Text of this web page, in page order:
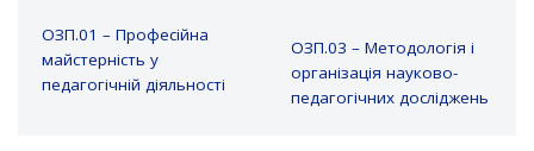
ОЗП.01 – Професійна
майстерність у
педагогічній діяльності
ОЗП.03 – Методологія і
організація науково-
педагогічних досліджень